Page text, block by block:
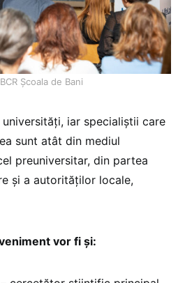
Școala de Bani
iar specialiștii care
sunt atât din mediul
preuniversitar, din partea
și a autorităților locale,
vor fi și: